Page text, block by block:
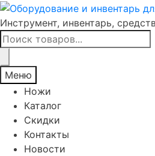
Инструмент, инвентарь,
Поиск
товаров
Меню
Ножи
Каталог
Скидки
Контакты
Новости